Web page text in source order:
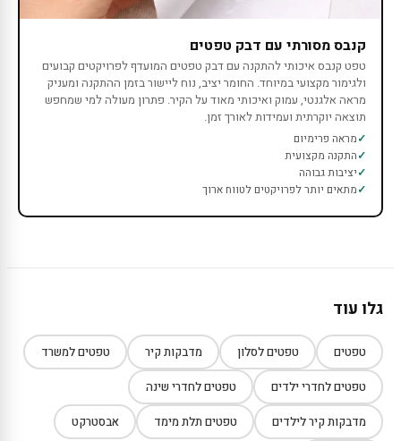
קנבס מסורתי עם דבק טפטים
טפט קנבס איכותי להתקנה עם דבק טפטים המועדף לפרויקטים קבועים
ולגימור מקצועי במיוחד. החומר יציב, נוח ליישור בזמן ההתקנה ומעניק
מראה אלגנטי, עמוק ואיכותי מאוד על הקיר. פתרון מעולה למי שמחפש
תוצאה יוקרתית ועמידות לאורך זמן.
מראה פרימיום
התקנה מקצועית
יציבות גבוהה
מתאים יותר לפרויקטים לטווח ארוך
גלו עוד
טפטים טפטים לסלון מדבקות קיר טפטים למשרד
טפטים לחדרי ילדים טפטים לחדרי שינה
מדבקות קיר לילדים טפטים תלת מימד אבסטרקט